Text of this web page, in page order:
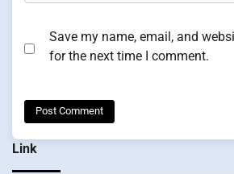
Save my name, email, and
for the next time I comment.
Link